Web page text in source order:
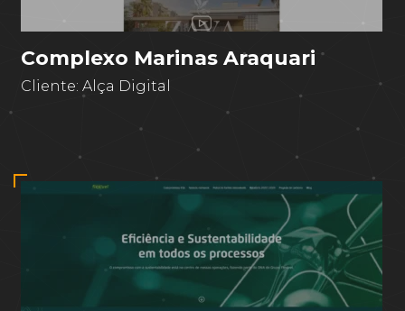
Complexo Marinas Araquari
Cliente: Alça Digital